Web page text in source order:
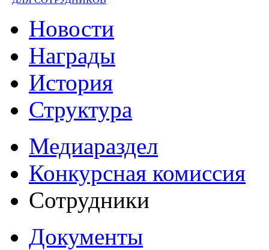
Новости
Награды
История
Структура
Медиараздел
Конкурсная комиссия
Сотрудники
Документы